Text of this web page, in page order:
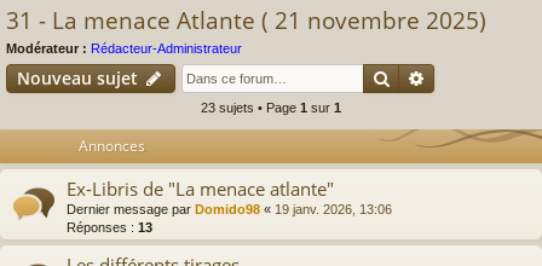
31 - La menace Atlante ( 21 novembre 2025)
Modérateur : Rédacteur-Administrateur
Nouveau sujet Rechercher
23 sujets • Page 1 sur 1
Annonces
Ex-Libris de "La menace atlante"
Dernier message par Domido98 « 19 janv. 2026, 13:06
Réponses : 13